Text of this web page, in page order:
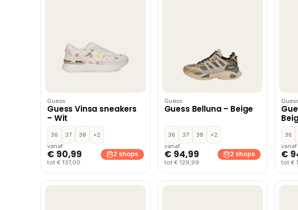
Guess
Guess Vinsa sneakers
– Wit
36 37 38
+2
vanaf
€ 90,99
tot € 137,00
2 shops
Guess
Guess Belluna – Beige
36 37 38
+2
vanaf
€ 94,99
tot € 129,99
2 shops
36
vanaf
€
tot €